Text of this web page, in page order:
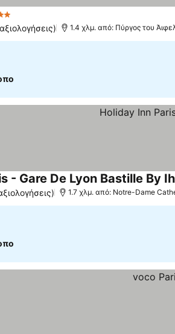
1.4 χλμ. από: Πύργος του
- Gare De Lyon Bastille By
1.7 χλμ. από: Notre-Dame